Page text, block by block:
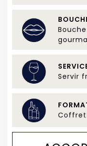
Servir
Coffret